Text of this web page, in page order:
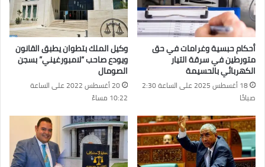
أحكام حبسية وغرامات في حق
متورطين في سرقة التيار
الكهربائي بالحسيمة
18 أغسطس 2025 على الساعة 2:30
صباحًا
وكيل الملك بتطوان يطبق القانون
ويودع صاحب “لامبورغيني” بسجن
الصومال
20 أغسطس 2022 على الساعة
10:22 مساءً